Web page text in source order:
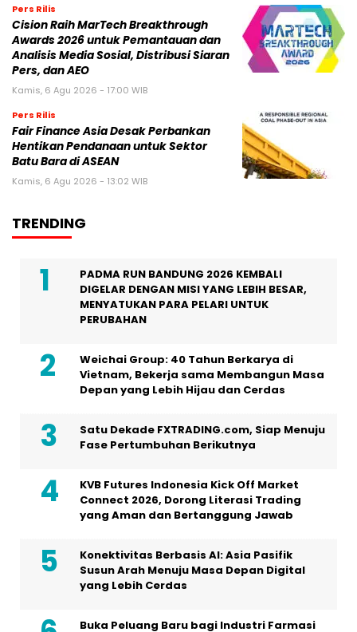
Pers Rilis
Cision Raih MarTech Breakthrough
Awards 2026 untuk Pemantauan dan
Analisis Media Sosial, Distribusi Siaran
Pers, dan AEO
Kamis, 6 Agu 2026 - 17:00 WIB
Pers Rilis
Fair Finance Asia Desak Perbankan
Hentikan Pendanaan untuk Sektor
Batu Bara di ASEAN
Kamis, 6 Agu 2026 - 13:02 WIB
TRENDING
PADMA RUN BANDUNG 2026 KEMBALI
DIGELAR DENGAN MISI YANG LEBIH BESAR,
MENYATUKAN PARA PELARI UNTUK
PERUBAHAN
Weichai Group: 40 Tahun Berkarya di
Vietnam, Bekerja sama Membangun Masa
Depan yang Lebih Hijau dan Cerdas
Satu Dekade FXTRADING.com, Siap Menuju
Fase Pertumbuhan Berikutnya
KVB Futures Indonesia Kick Off Market
Connect 2026, Dorong Literasi Trading
yang Aman dan Bertanggung Jawab
Konektivitas Berbasis AI: Asia Pasifik
Susun Arah Menuju Masa Depan Digital
yang Lebih Cerdas
Buka Peluang Baru bagi Industri Farmasi